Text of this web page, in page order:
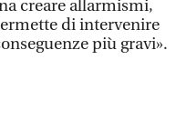
creare allarmismi,
di intervenire
più gravi».